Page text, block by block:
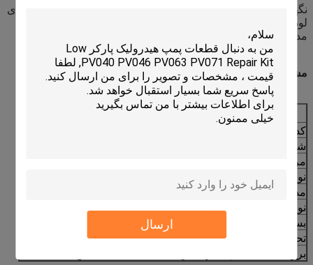
ارسال
نگهداری، تعمیرات، جایگزینی پیشگیرانه و ذخیره قطعات یدکی برای
مداوم.
مشخصات فنی
پارامتر
کد سازگاری
شماره قطعه
مرجع متقابل
نوع ماشین
مدل‌های مناسب 420D 430D
نوع عرضه
بسته‌بندی
برچسب‌گذاری بسته‌بندی صادراتی موجود است
تحویل
تأیید شده بر اساس کمیت و در دسترس بودن
بررسی تناسب